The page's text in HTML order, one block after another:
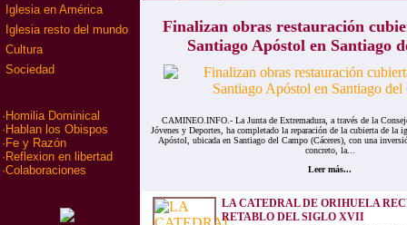
Iglesia en América
Iglesia resto del mundo
Cultura
Sociedad
· Homilia Dominical
· Hablan los Obispos
· Fe y Razón
· Reflexion en libertad
·Colaboraciones
Finalizan obras restauración
Santiago Apóstol en Santiago
CAMINEO.INFO.- La Junta de Extremadura, a través de la
Jóvenes y Deportes, ha completado la reparación de la cubierta de la
Apóstol, ubicada en Santiago del Campo (Cáceres), con una
concreto, la...
Leer más...
LA CATEDRAL DE ORIHUELA
RETABLO DEL SIGLO XVII